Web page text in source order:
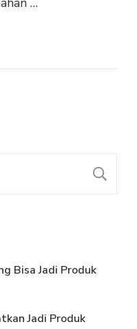
Bisa Jadi Produk
Jadi Produk